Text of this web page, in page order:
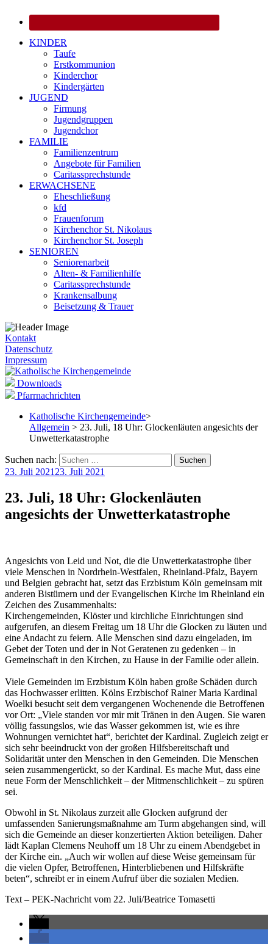
KINDER
Taufe
Erstkommunion
Kinderchor
Kindergärten
JUGEND
Firmung
Jugendgruppen
Jugendchor
FAMILIE
Familienzentrum
Angebote für Familien
Caritassprechstunde
ERWACHSENE
Eheschließung
kfd
Frauenforum
Kirchenchor St. Nikolaus
Kirchenchor St. Joseph
SENIOREN
Seniorenarbeit
Alten- & Familienhilfe
Caritassprechstunde
Krankensalbung
Beisetzung & Trauer
Kontakt
Datenschutz
Impressum
Downloads
Pfarrnachrichten
Katholische Kirchengemeinde>
Allgemein > 23. Juli, 18 Uhr: Glockenläuten angesichts der
Unwetterkatastrophe
Suchen nach:
23. Juli 2021 23. Juli 2021
23. Juli, 18 Uhr: Glockenläuten
angesichts der Unwetterkatastrophe
Angesichts von Leid und Not, die die Unwetterkatastrophe über
viele Menschen in Nordrhein-Westfalen, Rheinland-Pfalz, Bayern
und Belgien gebracht hat, setzt das Erzbistum Köln gemeinsam mit
anderen Bistümern und der Evangelischen Kirche im Rheinland ein
Zeichen des Zusammenhalts:
Kirchengemeinden, Klöster und kirchliche Einrichtungen sind
aufgerufen, an diesem Freitag um 18 Uhr die Glocken zu läuten und
eine Andacht zu feiern. Alle Menschen sind dazu eingeladen, im
Gebet der Toten und der in Not Geratenen zu gedenken – in
Gemeinschaft in den Kirchen, zu Hause in der Familie oder allein.
Viele Gemeinden im Erzbistum Köln haben große Schäden durch
das Hochwasser erlitten. Kölns Erzbischof Rainer Maria Kardinal
Woelki besucht seit dem vergangenen Wochenende die Betroffenen
vor Ort: „Viele standen vor mir mit Tränen in den Augen. Sie waren
völlig fassungslos, wie das Wasser gekommen ist, wie es ihre
Wohnungen vernichtet hat“, berichtet der Kardinal. Zugleich zeigt er
sich sehr beeindruckt von der großen Hilfsbereitschaft und
Solidarität unter den Menschen in den Gemeinden. Die Menschen
seien zusammengerückt, so der Kardinal. Es mache Mut, dass eine
neue Form der Menschlichkeit – der Mitmenschlichkeit – zu spüren
sei.
Obwohl in St. Nikolaus zurzeit alle Glocken aufgrund der
umfassenden Sanierungsmaßnahme am Turm abgehangen sind, will
sich die Gemeinde an dieser konzertierten Aktion beteiligen. Daher
lädt Kaplan Clemens Neuhoff um 18 Uhr zu einem Abendgebet in
der Kirche ein. „Auch wir wollen auf diese Weise gemeinsam für
die vielen Opfer, Betroffenen, Hinterbliebenen und Hilfskräfte
beten“, schreibt er in einem Aufruf über die sozialen Medien.
Text – PEK-Nachricht vom 22. Juli/Beatrice Tomasetti